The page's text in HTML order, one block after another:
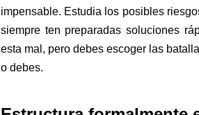
impensable. Estudia los posibles
siempre ten preparadas soluciones
esta mal, pero debes escoger las
o debes.